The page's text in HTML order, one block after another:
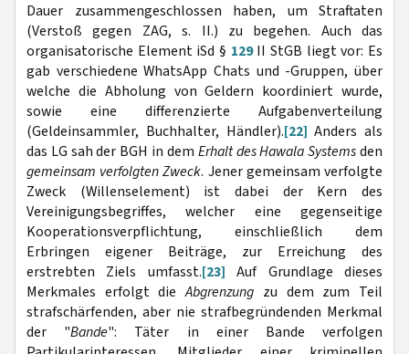
Dauer zusammengeschlossen haben, um Straftaten
(Verstoß gegen ZAG, s. II.) zu begehen. Auch das
organisatorische Element iSd § 129II StGB liegt vor: Es
gab verschiedene WhatsApp Chats und -Gruppen, über
welche die Abholung von Geldern koordiniert wurde,
sowie eine differenzierte Aufgabenverteilung
(Geldeinsammler, Buchhalter, Händler).[22] Anders als
das LG sah der BGH in dem Erhalt des Hawala Systemsden
gemeinsam verfolgten Zweck. Jener gemeinsam verfolgte
Zweck (Willenselement) ist dabei der Kern des
Vereinigungsbegriffes, welcher eine gegenseitige
Kooperationsverpflichtung, einschließlich dem
Erbringen eigener Beiträge, zur Erreichung des
erstrebten Ziels umfasst.[23] Auf Grundlage dieses
Merkmales erfolgt dieAbgrenzung zu dem zum Teil
strafschärfenden, aber nie strafbegründenden Merkmal
der "Bande": Täter in einer Bande verfolgen